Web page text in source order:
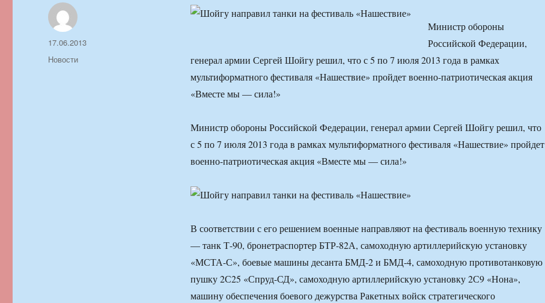
Министр обороны
Российской Федерации,
генерал армии Сергей Шойгу решил, что с 5 по 7 июля 2013 года в рамках
мультиформатного фестиваля «Нашествие» пройдет военно-патриотическая акция
«Вместе мы — сила!»
Министр обороны Российской Федерации, генерал армии Сергей Шойгу решил, что
с 5 по 7 июля 2013 года в рамках мультиформатного фестиваля «Нашествие» пройдет
военно-патриотическая акция «Вместе мы — сила!»
В соответствии с его решением военные направляют на фестиваль военную технику
— танк Т-90, бронетраспортер БТР-82А, самоходную артиллерийскую установку
«МСТА-С», боевые машины десанта БМД-2 и БМД-4, самоходную противотанковую
пушку 2С25 «Спруд-СД», самоходную артиллерийскую установку 2С9 «Нона»,
машину обеспечения боевого дежурства Ракетных войск стратегического
Автор
Опубликовано
17.06.2013
Рубрики
Новости